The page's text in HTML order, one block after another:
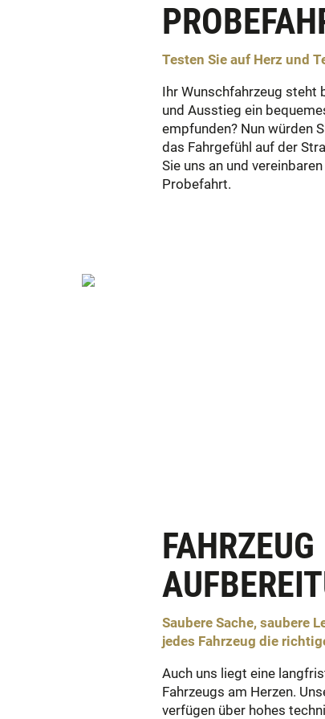
Testen Sie auf Herz und
Ihr Wunschfahrzeug steht
und Ausstieg ein
empfunden? Nun würden
das Fahrgefühl auf der
Sie uns an und
Probefahrt.
FAHRZEUG
Saubere Sache, saubere
jedes Fahrzeug die
Auch uns liegt eine
Fahrzeugs am Herzen.
verfügen über hohes